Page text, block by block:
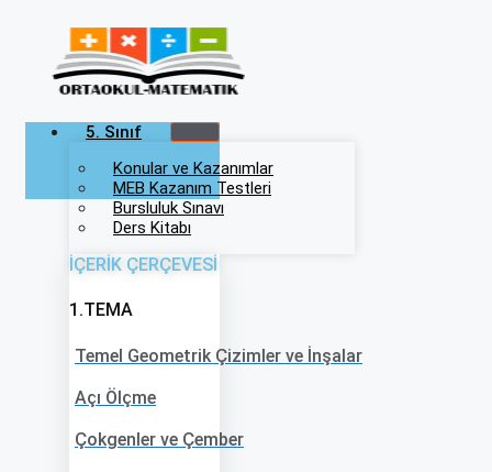
5. Sınıf
Konular ve Kazanımlar
MEB Kazanım Testleri
Bursluluk Sınavı
Ders Kitabı
İÇERİK ÇERÇEVESİ
1.TEMA
Temel Geometrik Çizimler ve İnşalar
Açı Ölçme
Çokgenler ve Çember